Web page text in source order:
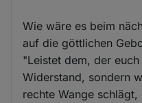
Wie wäre es beim
auf die göttlichen
"Leistet dem, der
Widerstand, sondern
rechte Wange